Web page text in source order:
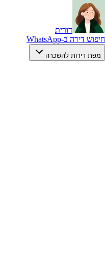
דורית
חיפוש דירה ב-WhatsApp
מפת דירות להשכרה